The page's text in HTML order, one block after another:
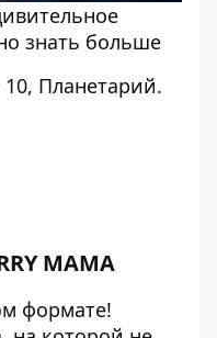
знать больше
Планетарий.
MAMA
формате!